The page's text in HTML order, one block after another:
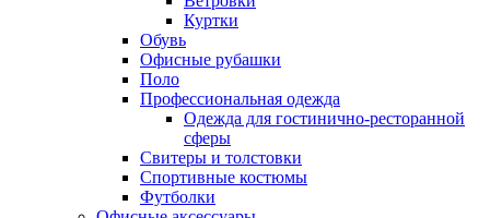
Куртки
Обувь
Офисные рубашки
Поло
Профессиональная одежда
Одежда для гостинично-ресторанной
сферы
Свитеры и толстовки
Спортивные костюмы
Футболки